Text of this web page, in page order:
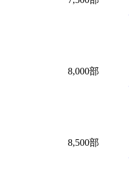
8,000部
8,500部